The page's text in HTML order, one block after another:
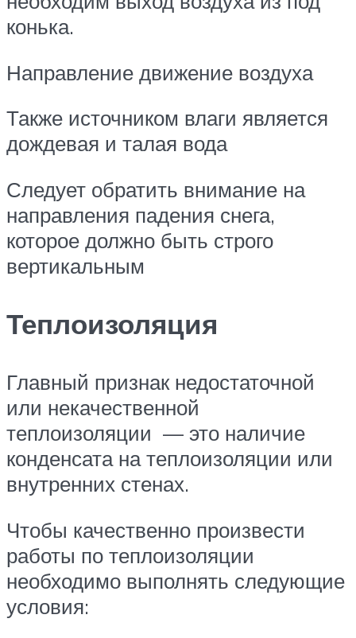
конька.
Направление движение воздуха
Также источником влаги является
дождевая и талая вода
Следует обратить внимание на
направления падения снега,
которое должно быть строго
вертикальным
Теплоизоляция
Главный признак недостаточной
или некачественной
теплоизоляции — это наличие
конденсата на теплоизоляции или
внутренних стенах.
Чтобы качественно произвести
работы по теплоизоляции
необходимо выполнять следующие
условия: